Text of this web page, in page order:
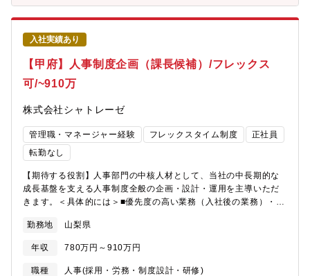
める裁量の大きさ・経営・人事責任者と連携し経営視点で労務課
題を整理・推進できる立ち位置【シャトレーゼのここがいい】◎
世界1000店舗以上の安定基盤◎業種未経験歓迎◎各種手当・休暇
制度充実◎4年連続で基本給与アップを実現◎4年連続年間休日数
UP◎社員寮または住宅補助制度あり（引っ越し手当あり）
入社実績あり
【甲府】人事制度企画（課長候補）/フレックス
可/~910万
株式会社シャトレーゼ
管理職・マネージャー経験 フレックスタイム制度
正社員
転勤なし
【期待する役割】人事部門の中核人材として、当社の中長期的な
成長基盤を支える人事制度全般の企画・設計・運用を主導いただ
きます。＜具体的には＞■優先度の高い業務（入社後の業務）・人
改善・既存人事制度の理解、浸透、課題分析（データ分析・ヒア
リング・外部環境の調査等）・評価運用プロセスの見直し、効率
化・標準化の推進■中長期テーマ・経営方針に基づく制度改善案の
企画立案・経営会議での説明・管理職・従業員向けの制度説明資
勤務地 山梨県
年収 780万円～910万円
職種
人事(採用・労務・制度設計・研修)